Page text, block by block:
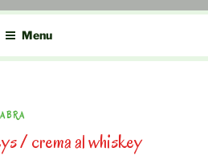
Menu
/ crema al whiskey